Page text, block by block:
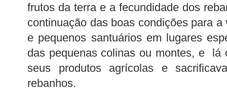
frutos da terra e a fecundidade dos
continuação das boas condições para
e pequenos santuários em lugares
das pequenas colinas ou montes, e lá
seus produtos agrícolas e
rebanhos.